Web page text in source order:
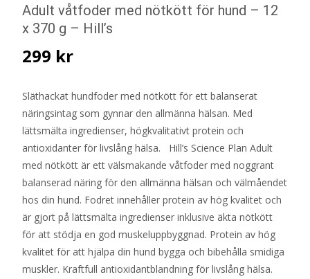
Adult våtfoder med nötkött för hund – 12
x 370 g – Hill’s
299 kr
Släthackat hundfoder med nötkött för ett balanserat
näringsintag som gynnar den allmänna hälsan. Med
lättsmälta ingredienser, högkvalitativt protein och
antioxidanter för livslång hälsa. Hill’s Science Plan Adult
med nötkött är ett välsmakande våtfoder med noggrant
balanserad näring för den allmänna hälsan och välmåendet
hos din hund. Fodret innehåller protein av hög kvalitet och
är gjort på lättsmälta ingredienser inklusive äkta nötkött
för att stödja en god muskeluppbyggnad. Protein av hög
kvalitet för att hjälpa din hund bygga och bibehålla smidiga
muskler. Kraftfull antioxidantblandning för livslång hälsa.